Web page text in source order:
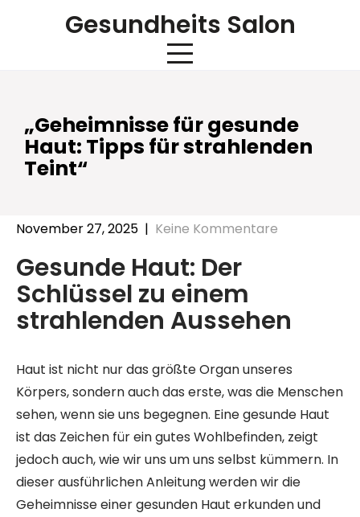
Gesundheits Salon
„Geheimnisse für gesunde
Haut: Tipps für strahlenden
Teint“
November 27, 2025 | Keine Kommentare
Gesunde Haut: Der
Schlüssel zu einem
strahlenden Aussehen
Haut ist nicht nur das größte Organ unseres
Körpers, sondern auch das erste, was die Menschen
sehen, wenn sie uns begegnen. Eine gesunde Haut
ist das Zeichen für ein gutes Wohlbefinden, zeigt
jedoch auch, wie wir uns um uns selbst kümmern. In
dieser ausführlichen Anleitung werden wir die
Geheimnisse einer gesunden Haut erkunden und